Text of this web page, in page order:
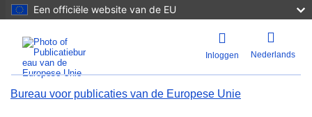
Een officiële website van de EU
Inloggen Nederlands
Bureau voor publicaties van de Europese Unie